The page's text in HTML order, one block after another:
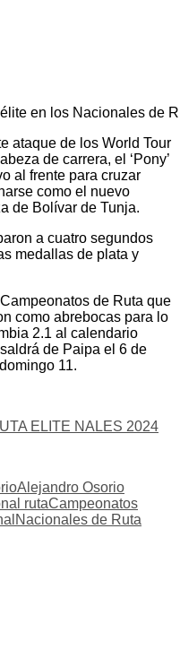
en los Nacionales de
ataque de los World Tour
de carrera, el ‘Pony’
al frente para cruzar
como el nuevo
de Bolívar de Tunja.
a cuatro segundos
medallas de plata y
de Ruta que
como abrebocas para lo
2.1 al calendario
de Paipa el 6 de
11.
ELITE NALES 2024
Alejandro Osorio
rutaCampeonatos
Nacionales de Ruta